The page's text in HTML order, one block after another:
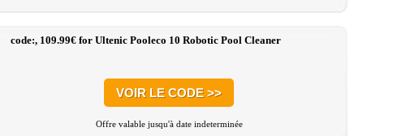
code:, 109.99€ for Ultenic Pooleco 10 Robotic Pool Cleaner
VOIR LE CODE >>
Offre valable jusqu'à date indeterminée